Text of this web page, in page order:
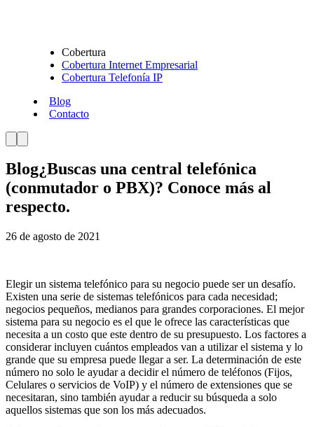
Cobertura
Cobertura Internet Empresarial
Cobertura Telefonía IP
Blog
Contacto
Blog¿Buscas una central telefónica
(conmutador o PBX)? Conoce más al
respecto.
26 de agosto de 2021
Elegir un sistema telefónico para su negocio puede ser un desafío.
Existen una serie de sistemas telefónicos para cada necesidad;
negocios pequeños, medianos para grandes corporaciones. El mejor
sistema para su negocio es el que le ofrece las características que
necesita a un costo que este dentro de su presupuesto. Los factores a
considerar incluyen cuántos empleados van a utilizar el sistema y lo
grande que su empresa puede llegar a ser. La determinación de este
número no solo le ayudar a decidir el número de teléfonos (Fijos,
Celulares o servicios de VoIP) y el número de extensiones que se
necesitaran, sino también ayudar a reducir su búsqueda a solo
aquellos sistemas que son los más adecuados.